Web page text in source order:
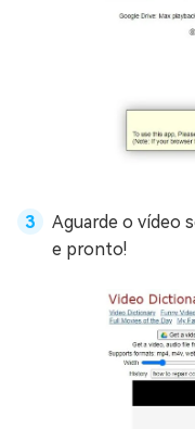
Aguarde o vídeo
e pronto!